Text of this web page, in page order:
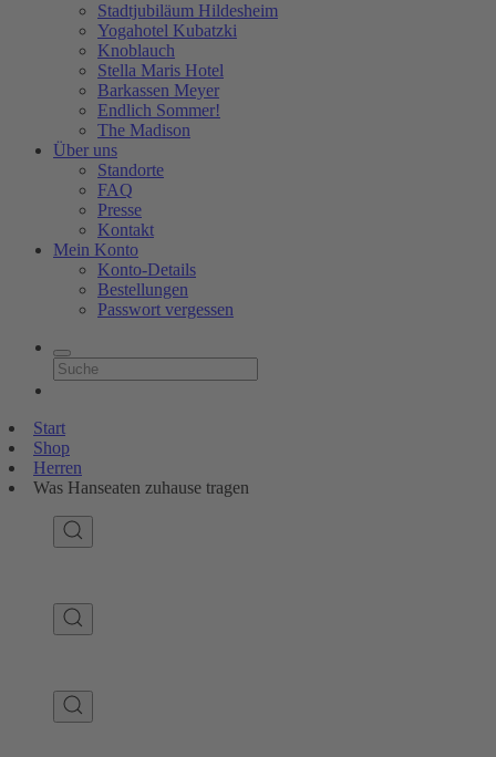
Stadtjubiläum Hildesheim
Yogahotel Kubatzki
Knoblauch
Stella Maris Hotel
Barkassen Meyer
Endlich Sommer!
The Madison
Über uns
Standorte
FAQ
Presse
Kontakt
Mein Konto
Konto-Details
Bestellungen
Passwort vergessen
Start
Shop
Herren
Was Hanseaten zuhause tragen